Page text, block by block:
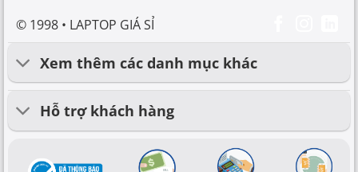
© 1998 • LAPTOP GIÁ SỈ
Xem thêm các danh mục khác
Hỗ trợ khách hàng